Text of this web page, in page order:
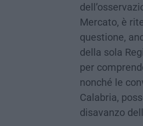
Mercato, è
questione,
della sola
per
nonché le
Calabria,
disavanzo